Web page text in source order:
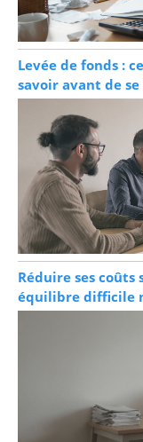
Levée de fonds :
savoir avant de
Réduire ses coûts
équilibre difficile